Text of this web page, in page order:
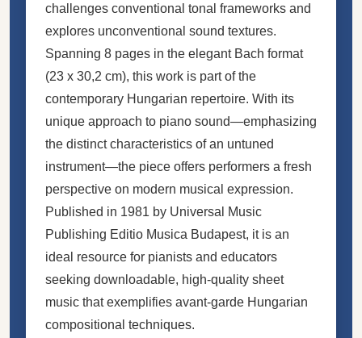
challenges conventional tonal frameworks and
explores unconventional sound textures.
Spanning 8 pages in the elegant Bach format
(23 x 30,2 cm), this work is part of the
contemporary Hungarian repertoire. With its
unique approach to piano sound—emphasizing
the distinct characteristics of an untuned
instrument—the piece offers performers a fresh
perspective on modern musical expression.
Published in 1981 by Universal Music
Publishing Editio Musica Budapest, it is an
ideal resource for pianists and educators
seeking downloadable, high-quality sheet
music that exemplifies avant-garde Hungarian
compositional techniques.